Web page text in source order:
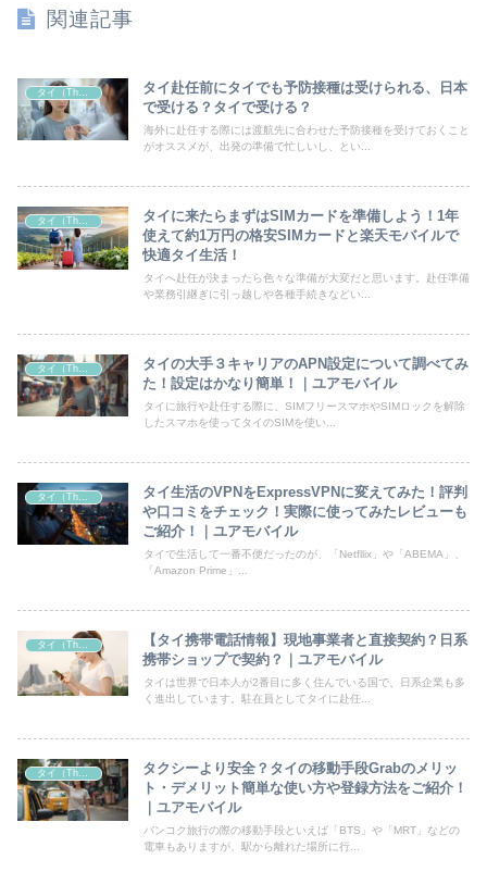
関連記事
タイ（Thailand）
タイ赴任前にタイでも予防接種は受けられる、日本
で受ける？タイで受ける？
海外に赴任する際には渡航先に合わせた予防接種を受けておくこと
がオススメが、出発の準備で忙しいし、とい...
タイ（Thailand）
タイに来たらまずはSIMカードを準備しよう！1年
使えて約1万円の格安SIMカードと楽天モバイルで
快適タイ生活！
タイへ赴任が決まったら色々な準備が大変だと思います。赴任準備
や業務引継ぎに引っ越しや各種手続きなどい...
タイの大手３キャリアのAPN設定について調べてみ
た！設定はかなり簡単！｜ユアモバイル
タイに旅行や赴任する際に、SIMフリースマホやSIMロックを解除
したスマホを使ってタイのSIMを使い...
タイ生活のVPNをExpressVPNに変えてみた！評判
や口コミをチェック！実際に使ってみたレビューも
ご紹介！｜ユアモバイル
タイで生活して一番不便だったのが、「Netfllix」や「ABEMA」、
「Amazon Prime」...
【タイ携帯電話情報】現地事業者と直接契約？日系
携帯ショップで契約？｜ユアモバイル
タイは世界で日本人が2番目に多く住んでいる国で、日系企業も多
く進出しています。駐在員としてタイに赴任...
タクシーより安全？タイの移動手段Grabのメリッ
ト・デメリット簡単な使い方や登録方法をご紹介！
｜ユアモバイル
バンコク旅行の際の移動手段といえば「BTS」や「MRT」などの
電車もありますが、駅から離れた場所に行...